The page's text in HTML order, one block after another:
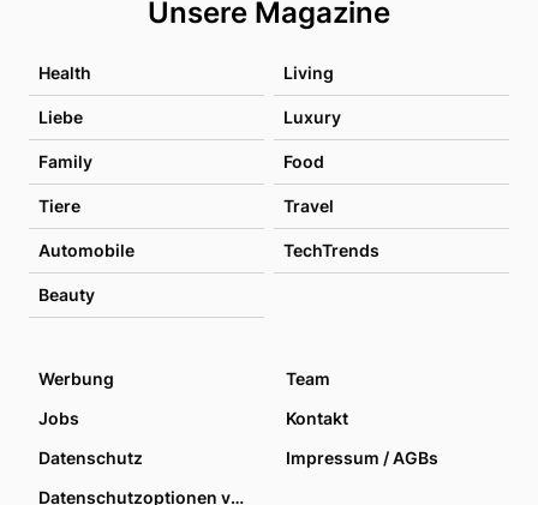
Unsere Magazine
Health Living
Liebe Luxury
Family Food
Tiere Travel
Automobile TechTrends
Beauty
Werbung
Team
Jobs
Kontakt
Datenschutz
Impressum / AGBs
Datenschutzoptionen verwalten